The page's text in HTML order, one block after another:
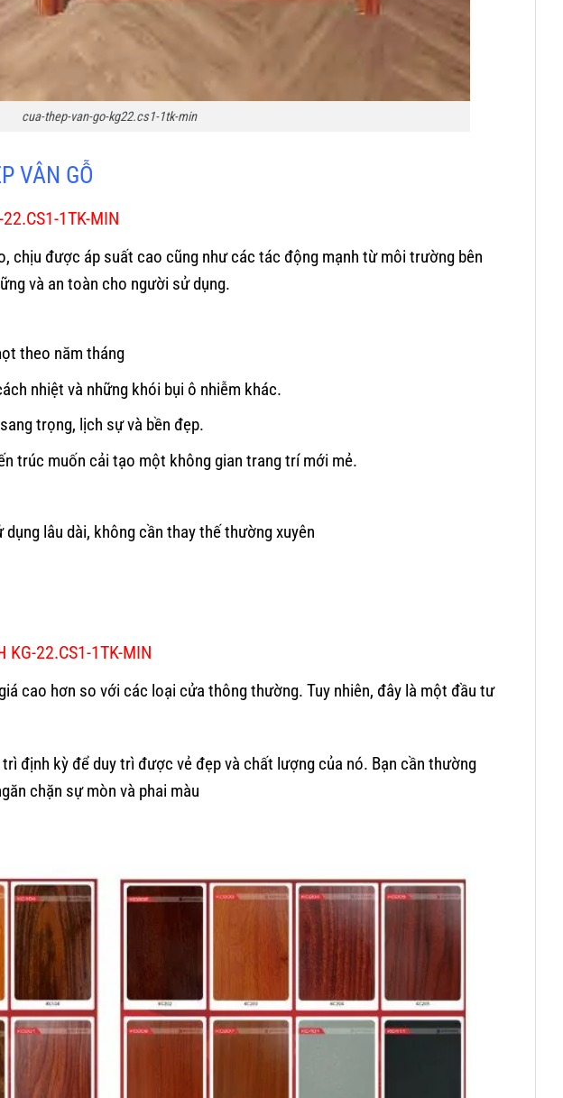
cua-thep-van-go-kg22.cs1-1tk-min
VÂN GỖ
1TK-MIN
chịu được áp suất cao cũng như các tác động mạnh từ môi trường bên
và an toàn cho người sử dụng.
theo năm tháng
nhiệt và những khói bụi ô nhiễm khác.
trọng, lịch sự và bền đẹp.
trúc muốn cải tạo một không gian trang trí mới mẻ.
lâu dài, không cần thay thế thường xuyên
KG-22.CS1-1TK-MIN
cao hơn so với các loại cửa thông thường. Tuy nhiên, đây là một đầu tư
định kỳ để duy trì được vẻ đẹp và chất lượng của nó. Bạn cần thường
chặn sự mòn và phai màu